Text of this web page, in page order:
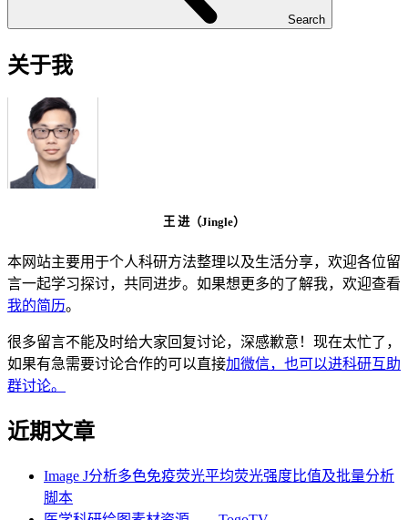
Search
关于我
王 进（Jingle）
本网站主要用于个人科研方法整理以及生活分享，欢迎各位留
言一起学习探讨，共同进步。如果想更多的了解我，欢迎查看
我的简历。
很多留言不能及时给大家回复讨论，深感歉意！现在太忙了，
如果有急需要讨论合作的可以直接加微信，也可以进科研互助
群讨论。
近期文章
Image J分析多色免疫荧光平均荧光强度比值及批量分析
脚本